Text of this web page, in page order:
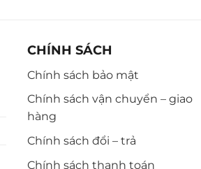
CHÍNH SÁCH
Chính sách bảo mật
Chính sách vận chuyển – giao
hàng
Chính sách đổi – trả
Chính sách thanh toán